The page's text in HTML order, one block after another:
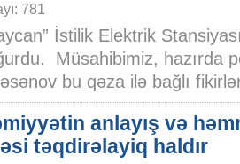
781
İstilik Elektrik
Müsahibimiz, hazırda
bu qəza ilə bağlı
anlayış və
təqdirəlayiq haldır